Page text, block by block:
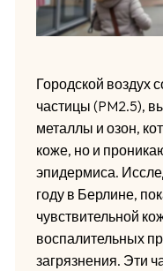
Городской воздух
частицы (PM2.5),
металлы и озон,
коже, но и
эпидермиса.
году в Берлине,
чувствительной
воспалительных
загрязнения. Эти